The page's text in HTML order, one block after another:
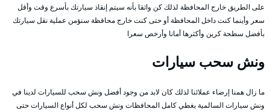
على الطريق خارج المحافظة لذلك كن واثقا بأنه سيتم إنقاذ سيارتك بأسرع وقت وأقل
سعر وأينما كنت داخل المحافظة أو حتى كنت خارج محافظة سنؤمن عملية نقل سيارتك
بأفضل سطحة كرين وأكثرها أمانا وأرخص سعرا
ونش سحب سيارات
ما زال همنا إرضاء عملائنا لذلك كان لابد من وجود أفضل ونش سحب للسيارات لدينا في
ونش سيارات السالمية يغطي كامل المحافظات ونش سحب لكل أنواع السيارات حتى